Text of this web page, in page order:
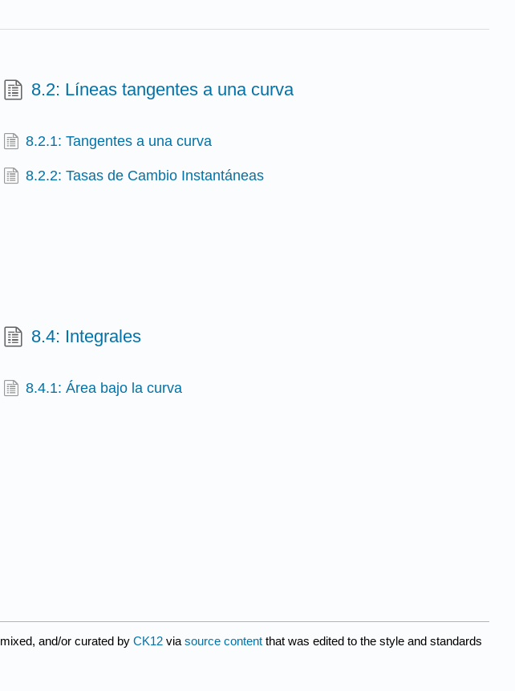
8.2: Líneas tangentes a una curva
8.2.1: Tangentes a una curva
8.2.2: Tasas de Cambio Instantáneas
8.4: Integrales
8.4.1: Área bajo la curva
and/or curated by CK12 via source content that was edited to the style and standards